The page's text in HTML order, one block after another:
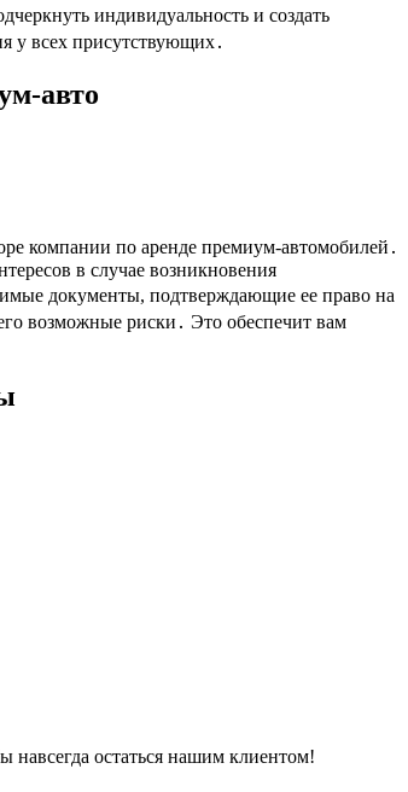
индивидуальность и создать
у всех присутствующих․
авто
компании по аренде премиум-автомобилей․
в случае возникновения
документы, подтверждающие ее право на
возможные риски․ Это обеспечит вам
навсегда остаться нашим клиентом!